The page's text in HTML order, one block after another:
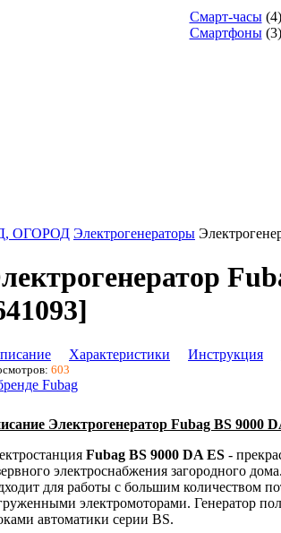
Смарт-часы (4)
Смартфоны (3)
ОГОРОД Электрогенераторы
Характеристики Инструкция
603
Fubag
Электрогенератор Fubag BS 9000
Fubag BS 9000 DA ES -
электроснабжения загородного
для работы с большим количеством
электромоторами. Генератор
автоматики серии BS.